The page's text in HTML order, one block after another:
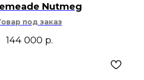
Nutmeg
под заказ
144 000 р.